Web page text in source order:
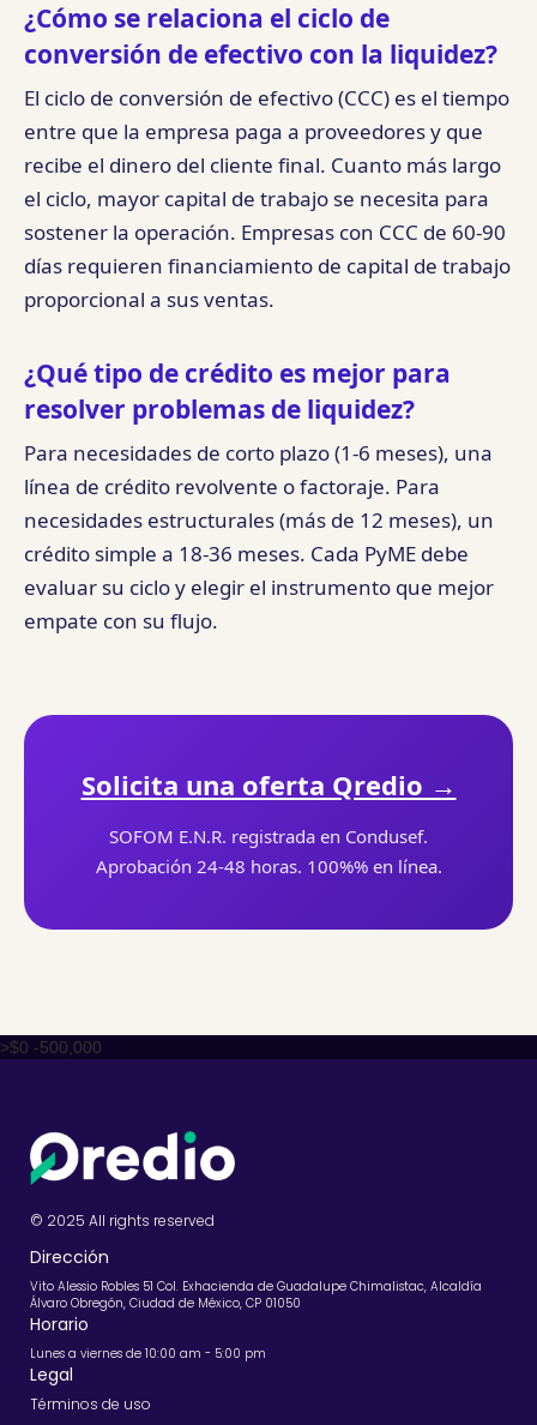
¿Cómo se relaciona el ciclo de
conversión de efectivo con la liquidez?
El ciclo de conversión de efectivo (CCC) es el tiempo
entre que la empresa paga a proveedores y que
recibe el dinero del cliente final. Cuanto más largo
el ciclo, mayor capital de trabajo se necesita para
sostener la operación. Empresas con CCC de 60-90
días requieren financiamiento de capital de trabajo
proporcional a sus ventas.
¿Qué tipo de crédito es mejor para
resolver problemas de liquidez?
Para necesidades de corto plazo (1-6 meses), una
línea de crédito revolvente o factoraje. Para
necesidades estructurales (más de 12 meses), un
crédito simple a 18-36 meses. Cada PyME debe
evaluar su ciclo y elegir el instrumento que mejor
empate con su flujo.
Solicita una oferta Qredio →
SOFOM E.N.R. registrada en Condusef.
Aprobación 24-48 horas. 100%% en línea.
>$0 -500,000
© 2025 All rights reserved
Dirección
Vito Alessio Robles 51 Col. Exhacienda de Guadalupe Chimalistac, Alcaldía
Álvaro Obregón, Ciudad de México, CP 01050
Horario
Lunes a viernes de 10:00 am - 5:00 pm
Legal
Términos de uso